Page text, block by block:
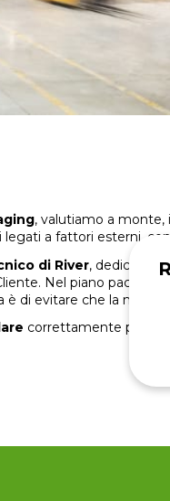
, valutiamo a monte,
a fattori esterni,
di River, dedicato
Nel piano
di evitare che la merce
correttamente per